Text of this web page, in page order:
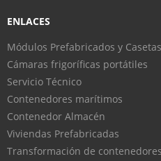
ENLACES
Módulos Prefabricados y
Cámaras frigoríficas portátiles
Servicio Técnico
Contenedores marítimos
Contenedor Almacén
Viviendas Prefabricadas
Transformación de contenedores